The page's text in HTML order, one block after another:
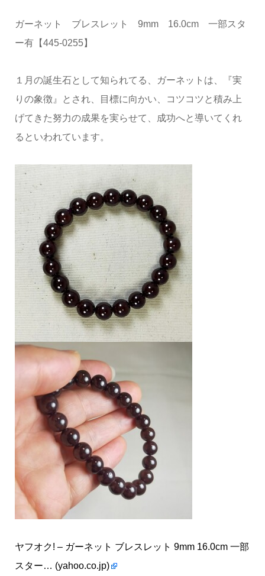
ガーネット ブレスレット 9mm 16.0cm 一部スタ
ー有【445-0255】
１月の誕生石として知られてる、ガーネットは、『実
りの象徴』とされ、目標に向かい、コツコツと積み上
げてきた努力の成果を実らせて、成功へと導いてくれ
るといわれています。
ヤフオク! – ガーネット ブレスレット 9mm 16.0cm 一部
スター… (yahoo.co.jp)